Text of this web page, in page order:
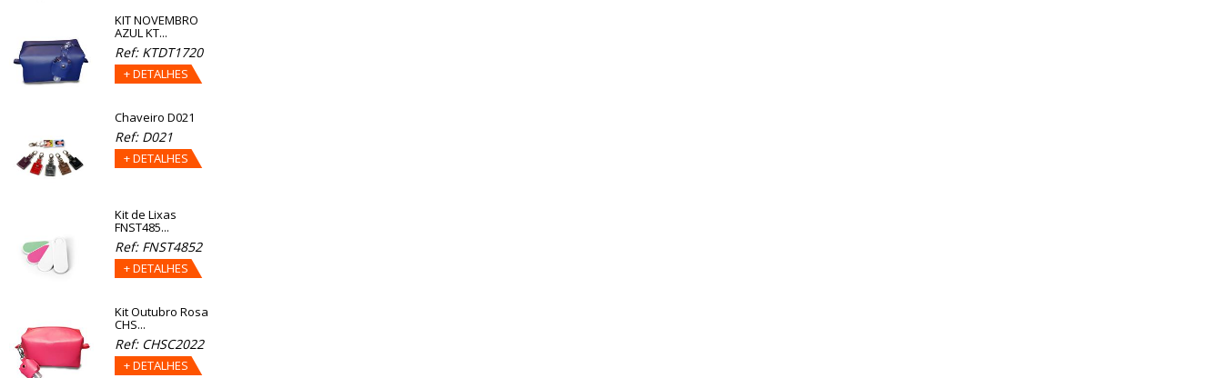
KIT NOVEMBRO
AZUL KT...
Ref: KTDT1720
+ DETALHES
Chaveiro D021
Ref: D021
+ DETALHES
Kit de Lixas
FNST485...
Ref: FNST4852
+ DETALHES
Kit Outubro Rosa
CHS...
Ref: CHSC2022
+ DETALHES